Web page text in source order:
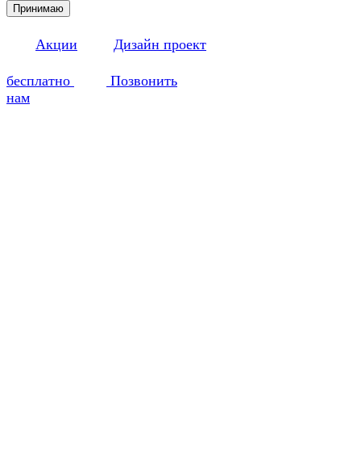
Принимаю
Акции Дизайн проект
бесплатно
Позвонить
нам